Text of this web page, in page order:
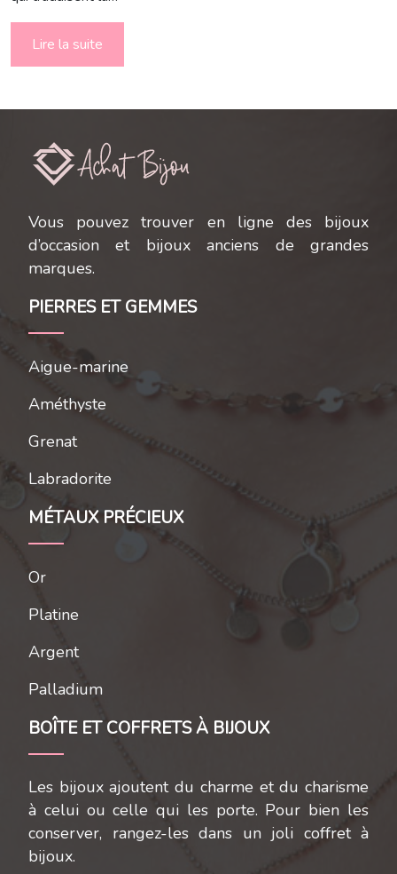
Lire la suite
Vous pouvez trouver en ligne des bijoux
d’occasion et bijoux anciens de grandes
marques.
PIERRES ET GEMMES
Aigue-marine
Améthyste
Grenat
Labradorite
MÉTAUX PRÉCIEUX
Or
Platine
Argent
Palladium
BOÎTE ET COFFRETS À BIJOUX
Les bijoux ajoutent du charme et du charisme
à celui ou celle qui les porte. Pour bien les
conserver, rangez-les dans un joli coffret à
bijoux.